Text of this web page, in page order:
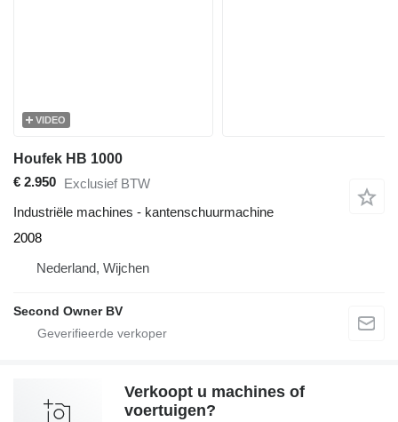
VIDEO
Houfek HB 1000
€ 2.950 Exclusief BTW
Industriële machines - kantenschuurmachine
2008
Nederland, Wijchen
Second Owner BV
Verkoopt u machines of
voertuigen?